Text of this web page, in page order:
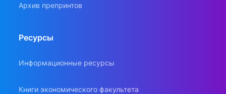
Архив препринтов
Ресурсы
Информационные ресурсы
Книги экономического факультета